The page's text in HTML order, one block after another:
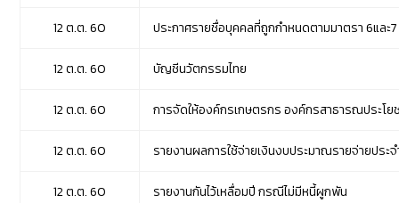
12 ต.ต. 60 ประกาศรายชื่อบุคคลที่ถูกกำหนดตามมาตรา 6แล
12 ต.ต. 60 บัญชีนวัตกรรมไทย
12 ต.ต. 60 การจัดให้องค์กรเกษตรกร องค์กรสาธารณประโ
12 ต.ต. 60 รายงานผลการใช้จ่ายเงินงบประมาณรายจ่ายประ
12 ต.ต. 60 รายงานกันไว้เหลื่อมปี กรณีไม่มีหนี้ผูกพัน